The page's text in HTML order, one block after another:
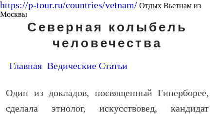
https://p-tour.ru/countries/vetnam/ Отдых Вьетнам из
Москвы
Северная колыбель
человечества
Главная Ведические Статьи
Один из докладов, посвященный Гиперборее,
сделала этнолог, искусствовед, кандидат